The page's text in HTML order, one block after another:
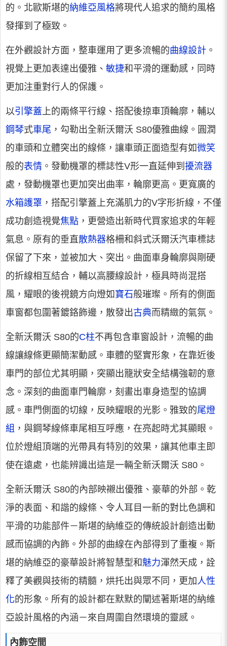
的。北歐斯堪的納維亞風格將現代人追求的簡約風格
發揮到了極致。
在外觀設計方面，整車運用了更多流暢的曲線設計 。
視覺上更加表達出優雅、 敏捷和平滑的運動感，同時
更加注重對行人的保護。
以引擎蓋上的兩條平行線、搭配後掠車頂輪廓，輔以
鋼琴式車尾 ，勾勒出全新沃爾沃 S80優雅曲線。圓潤
的車頭和立體突出的線條，讓車頭正面造型有如微笑
般的表情 。發動機罩的標誌性V形一直延伸到 擾流器
處，發動機罩也更加突出曲率，輪廓更高。更寬廣的
水箱護罩 ，搭配引擎蓋上充滿肌力的V字形折線，不僅
成功創造視覺焦點 ，更營造出新時代買家追求的年輕
氣息。原有的垂直散熱器格柵和斜式沃爾沃汽車標誌
保留了下來，並被加大、突出。曲面車身輪廓與剛硬
的折線相互結合，輔以高腰線設計，極具時尚混搭
風，耀眼的後視鏡方向燈如 寶石般璀璨。所有的側面
車窗都包圍著鍍鉻飾邊，散發出古典而精緻的氣氛。
全新沃爾沃 S80的C柱不再包含車窗設計，流暢的曲
線讓線條更顯簡潔動感。車體的堅實形象，在靠近後
車門的部位尤其明顯，突顯出籠狀安全結構強韌的意
念。深刻的曲面車門輪廓，刻畫出車身造型的協調
感。車門側面的切線，反映耀眼的光影。雅致的尾燈
組 ，與鋼琴線條車尾相互呼應，在亮起時尤其顯眼。
位於燈組頂端的光帶具有特別的效果，讓其他車主即
使在遠處，也能辨識出這是一輛全新沃爾沃 S80。
全新沃爾沃 S80的內部映襯出優雅、豪華的外部。乾
淨的表面、和諧的線條、令人耳目一新的對比色調和
平滑的功能部件－斯堪的納維亞的傳統設計創造出動
感而協調的內飾。外部的曲線在內部得到了重複。斯
堪的納維亞的豪華設計將智慧型和 魅力渾然天成，詮
釋了美觀與技術的精髓，烘托出與眾不同，更加 人性
化的形象。所有的設計都在默默的闡述著斯堪的納維
亞設計風格的內涵－來自周圍自然環境的靈感。
內飾空間